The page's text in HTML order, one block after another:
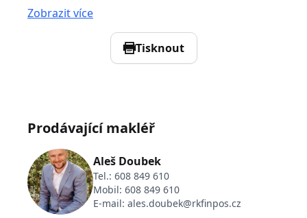
Zobrazit více
Tisknout
Prodávající makléř
Aleš Doubek
Tel.: 608 849 610
Mobil: 608 849 610
E-mail: ales.doubek@rkfinpos.cz